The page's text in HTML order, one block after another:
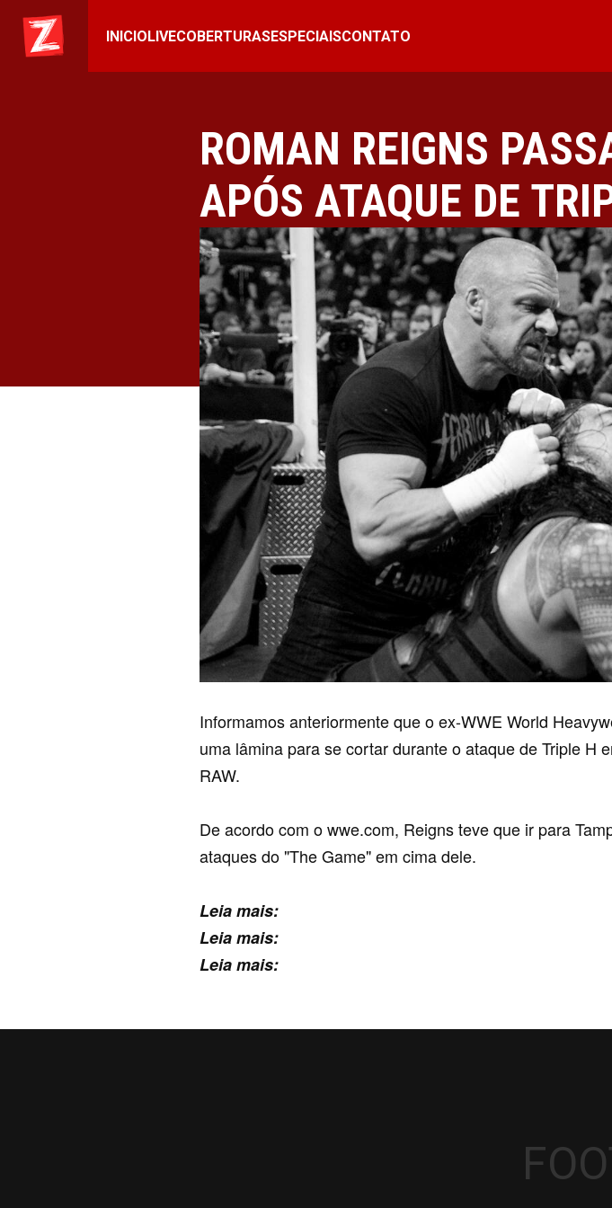
INICIOLIVECOBERTURASESPECIAISCONTATO
ROMAN REIGNS
APÓS ATAQUE DE
Informamos anteriormente que o ex-WWE World
uma lâmina para se cortar durante o ataque de Triple H
RAW.
De acordo com o wwe.com, Reigns teve que ir para
ataques do "The Game" em cima dele.
Leia mais:
Leia mais:
Leia mais: